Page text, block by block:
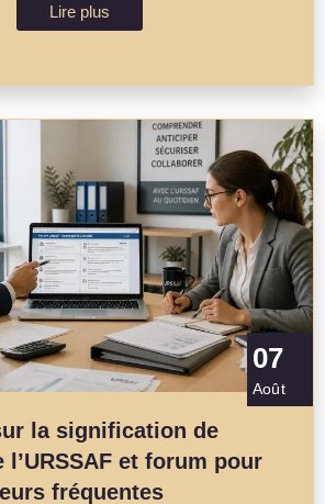
Lire plus
07
Août
la signification de
et forum pour
fréquentes